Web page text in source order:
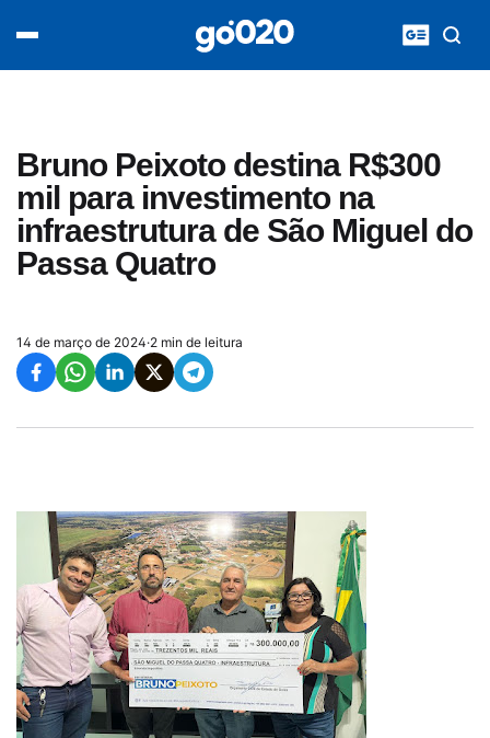
Bruno Peixoto destina R$300
mil para investimento na
infraestrutura de São Miguel do
Passa Quatro
14 de março de 2024·2 min de leitura
acontece agora
entretenimento
vídeos
pod020